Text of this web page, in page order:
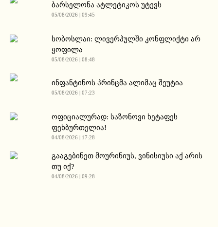
ბარსელონა ატლეტიკოს უტევს
05/08/2026 | 09:45
სობოსლაი: ლივერპულში კონფლიქტი არ
ყოფილა
05/08/2026 | 08:48
ინფანტინოს პრინცმა ალიმაც შეუტია
05/08/2026 | 07:23
ოფიციალურად: საზონოვი ხეტაფეს
ფეხბურთელია!
04/08/2026 | 17:28
გააგებინეთ მოურინიუს, ვინისიუსი აქ არის
თუ იქ?
04/08/2026 | 09:28